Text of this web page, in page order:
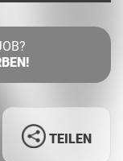
TEILEN